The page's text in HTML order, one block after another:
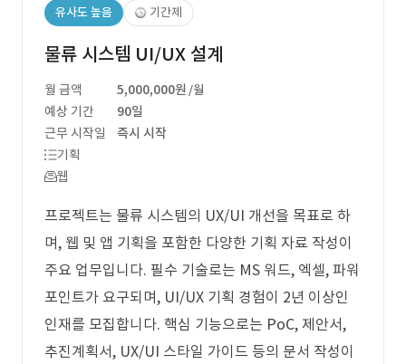
유사도 높음 기간제
물류 시스템 UI/UX 설계
월 금액 5,000,000원 /월
예상 기간
90일
근무 시작일
즉시 시작
기획
웹
프로젝트는 물류 시스템의 UX/UI 개선을 목표로 하
며, 웹 및 앱 기획을 포함한 다양한 기획 자료 작성이
주요 업무입니다. 필수 기술로는 MS 워드, 엑셀, 파워
포인트가 요구되며, UI/UX 기획 경험이 2년 이상인
인재를 모집합니다. 핵심 기능으로는 PoC, 제안서,
추진계획서, UX/UI 스타일 가이드 등의 문서 작성이